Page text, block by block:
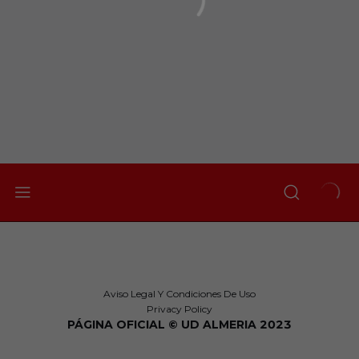
Aviso Legal Y Condiciones De Uso
Privacy Policy
PÁGINA OFICIAL © UD ALMERIA 2023